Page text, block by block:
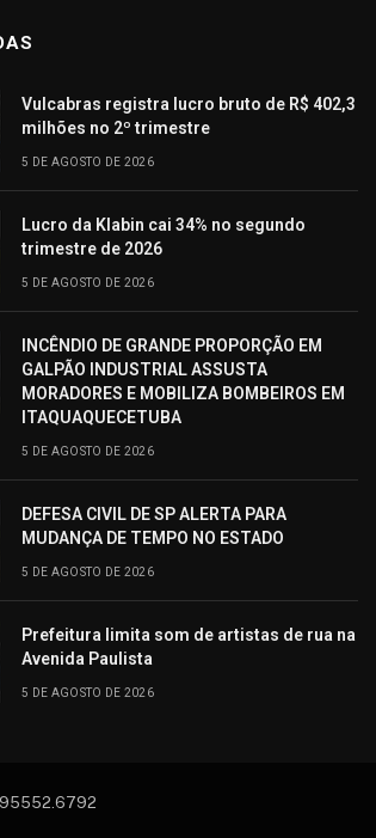
Vulcabras registra lucro bruto de R$ 402,3
milhões no 2º trimestre
5 DE AGOSTO DE 2026
Lucro da Klabin cai 34% no segundo
trimestre de 2026
5 DE AGOSTO DE 2026
INCÊNDIO DE GRANDE PROPORÇÃO EM
GALPÃO INDUSTRIAL ASSUSTA
MORADORES E MOBILIZA BOMBEIROS EM
ITAQUAQUECETUBA
5 DE AGOSTO DE 2026
DEFESA CIVIL DE SP ALERTA PARA
MUDANÇA DE TEMPO NO ESTADO
5 DE AGOSTO DE 2026
Prefeitura limita som de artistas de rua na
Avenida Paulista
5 DE AGOSTO DE 2026
95552.6792